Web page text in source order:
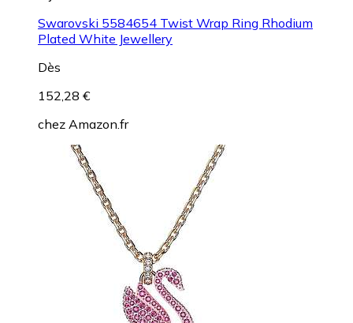
Swarovski 5584654 Twist Wrap Ring Rhodium
Plated White Jewellery
Dès
152,28 €
chez Amazon.fr